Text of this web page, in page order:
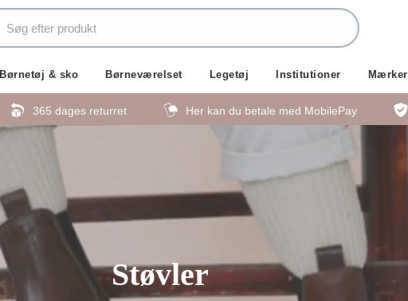
Børnetøj & sko Børneværelset Legetøj Institutioner Mærker
365 dages returret Her kan du betale med MobilePay
Støvler